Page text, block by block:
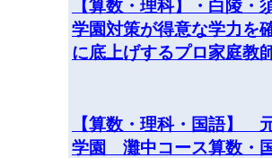
【算数・理科】・白陵・
学園対策が得意な学力を
に底上げするプロ家庭教
【算数・理科・国語】
学園 灘中コース算数・